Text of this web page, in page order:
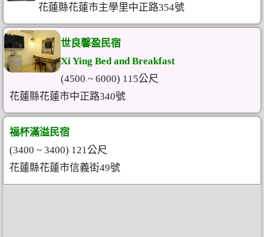
花蓮縣花蓮市主學里中正路354號
世良馨盈民宿
Xi Ying Bed and Breakfast
(4500 ~ 6000) 115公尺
花蓮縣花蓮市中正路340號
福杯滿溢民宿
(3400 ~ 3400) 121公尺
花蓮縣花蓮市信義街49號